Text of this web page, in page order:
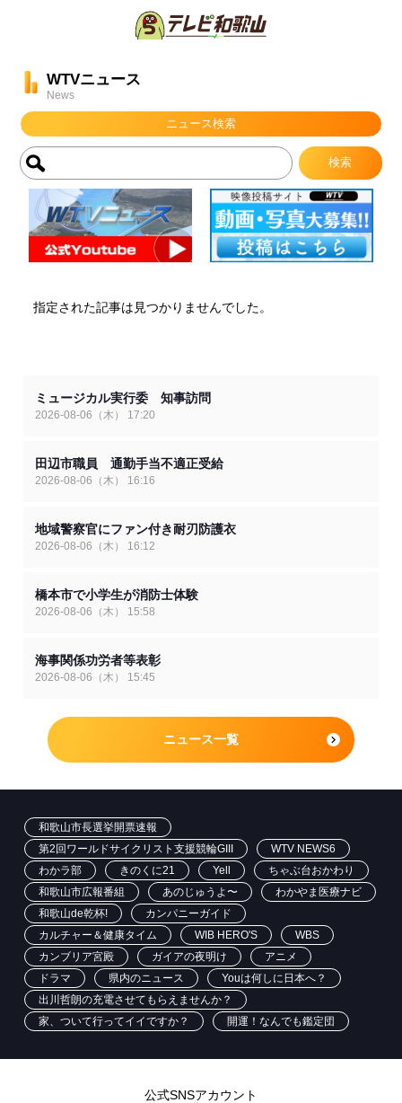
WTVニュース
News
ニュース検索
指定された記事は見つかりませんでした。
ミュージカル実行委 知事訪問
2026-08-06（木） 17:20
田辺市職員 通勤手当不適正受給
2026-08-06（木） 16:16
地域警察官にファン付き耐刃防護衣
2026-08-06（木） 16:12
橋本市で小学生が消防士体験
2026-08-06（木） 15:58
海事関係功労者等表彰
2026-08-06（木） 15:45
ニュース一覧
和歌山市長選挙開票速報
第2回ワールドサイクリスト支援競輪GIII
WTV NEWS6
わかラ部
きのくに21 Yell
ちゃぶ台おかわり
和歌山市広報番組
あのじゅうよ〜
わかやま医療ナビ
和歌山de乾杯!
カンパニーガイド
カルチャー＆健康タイム
WIB HERO'S
WBS
カンブリア宮殿
ガイアの夜明け
アニメ
ドラマ
県内のニュース
Youは何しに日本へ？
出川哲朗の充電させてもらえませんか？
家、ついて行ってイイですか？
開運！なんでも鑑定団
公式SNSアカウント